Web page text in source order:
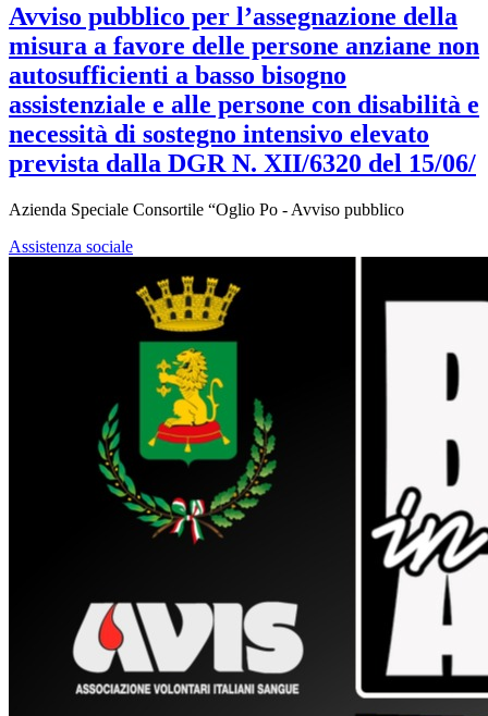
Avviso pubblico per l’assegnazione della
misura a favore delle persone anziane non
autosufficienti a basso bisogno
assistenziale e alle persone con disabilità e
necessità di sostegno intensivo elevato
prevista dalla DGR N. XII/6320 del 15/06/
Azienda Speciale Consortile “Oglio Po - Avviso pubblico
Assistenza sociale